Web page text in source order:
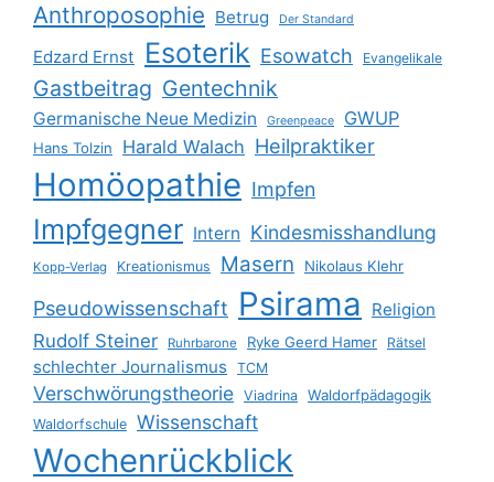
Anthroposophie Betrug Der Standard
Edzard Ernst Esoterik Esowatch Evangelikale
Gastbeitrag Gentechnik
Germanische Neue Medizin Greenpeace GWUP
Hans Tolzin Harald Walach Heilpraktiker
Homöopathie Impfen
Impfgegner Intern Kindesmisshandlung
Kopp-Verlag Kreationismus Masern Nikolaus Klehr
Pseudowissenschaft Psirama Religion
Rudolf Steiner Ruhrbarone Ryke Geerd Hamer Rätsel
schlechter Journalismus TCM
Verschwörungstheorie Viadrina Waldorfpädagogik
Waldorfschule Wissenschaft
Wochenrückblick